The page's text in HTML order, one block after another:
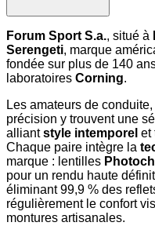
Forum Sport S.a., situé à
Serengeti, marque
fondée sur plus de 140
laboratoires Corning.
Les amateurs de
précision y trouvent une
alliantstyle intemporel et
Chaque paire intègre la
marque : lentilles
pour un rendu haute
éliminant 99,9 % des
régulièrement le confort
montures artisanales.